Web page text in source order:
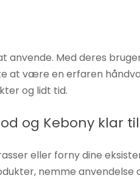
Med deres
at være en erfaren
og lidt tid.
og Kebony klar
eller forny dine
nemme